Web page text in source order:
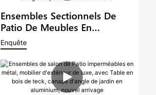
Ensembles Sectionnels De
Patio De Meubles En
Aluminium De Luxe En Métal
Imperméable À L'eau Salon
Extérieur En Forme De L Avec
Canapé D'angle De Jardin De
Table En Teck1
Enquête